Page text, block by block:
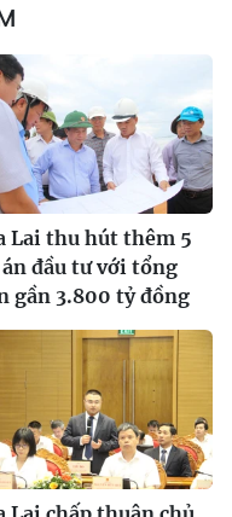
Lai thu hút thêm 5
đầu tư với tổng
gần 3.800 tỷ đồng